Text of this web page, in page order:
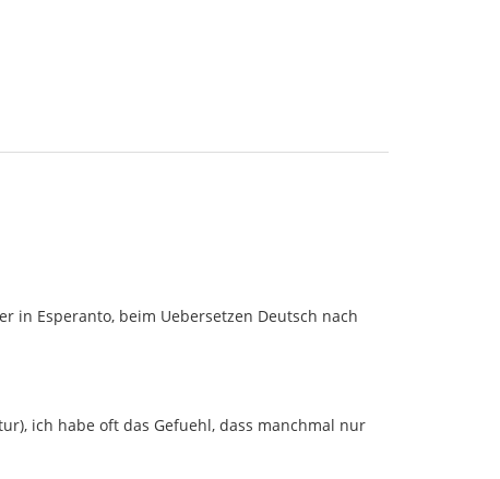
in Esperanto, beim Uebersetzen Deutsch nach
ich habe oft das Gefuehl, dass manchmal nur